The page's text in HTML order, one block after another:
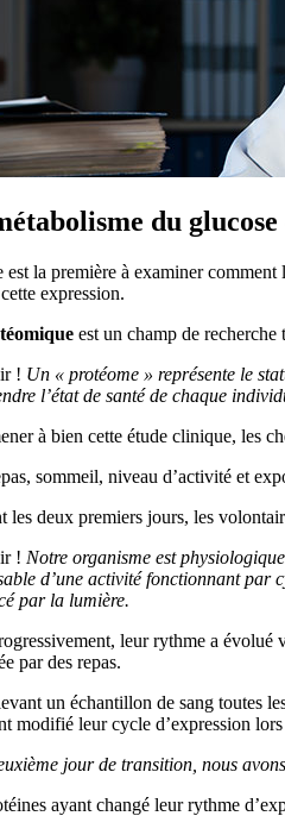
du
est la première à examiner comment
expression.
est un champ de recherche
! Un « protéome » représente le
l’état de santé de chaque
à bien cette étude clinique, les
sommeil, niveau d’activité et
les deux premiers jours, les
! Notre organisme est
d’une activité fonctionnant par
par la lumière.
leur rythme a évolué
par des repas.
un échantillon de sang toutes
modifié leur cycle d’expression
jour de transition, nous
ayant changé leur rythme